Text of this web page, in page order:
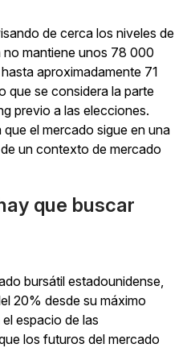
de cerca los niveles de
mantiene unos 78 000
aproximadamente 71
que se considera la parte
previo a las elecciones.
el mercado sigue en una
un contexto de mercado
que buscar
bursátil estadounidense,
20% desde su máximo
espacio de las
los futuros del mercado